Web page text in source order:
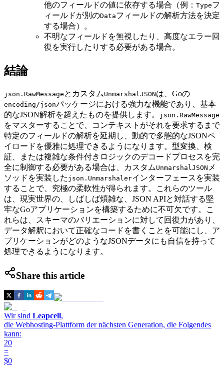
他のフィールドの値に依存する場合（例： Typeフ
ィールドが別のDataフィールドの解析方法を決定
する場合）。
不明なフィールドを無視したり、高度なエラー回
復を実行したりする必要がある場合。
結論
json.RawMessage とカスタム UnmarshalJSONは、Goの
encoding/jsonパッケージにおける強力な機能であり、基本
的なJSON解析を超えたものを提供します。
json.RawMessage
をマスターすることで、コンテキストがそれを要求するまで
特定のフィールドの解析を延期し、動的で多態的なJSONペ
イロードを優雅に処理できるようになります。型変換、検
証、または複雑な条件付きロジックのデコードプロセスを完
全に制御する必要がある場合は、カスタム UnmarshalJSON メ
ソッドを実装した json.Unmarshalerインターフェースを実装
することで、究極の柔軟性が得られます。これらのツール
は、現実世界の、しばしば煩雑な、JSON APIと対話する堅
牢なGoアプリケーションを構築するために不可欠です。こ
れらは、スキーマのバリエーションに対して回復力があり、
データ解釈において正確なコードを書くことを可能にし、ア
プリケーションがどのようなJSONデータにも自信を持って
処理できるようになります。
Share this article
Wir sind Leapcell,
die Webhosting-Plattform der nächsten Generation, die Folgendes
kann:
20
=
$0